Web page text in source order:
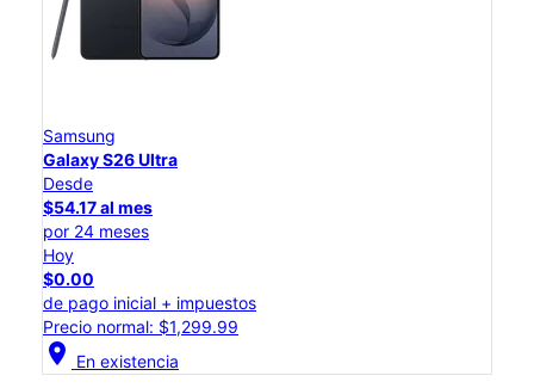
Samsung
Galaxy S26 Ultra
Desde
$54.17 al mes
por 24 meses
Hoy
$0.00
de pago inicial + impuestos
Precio normal: $1,299.99
location_on En existencia